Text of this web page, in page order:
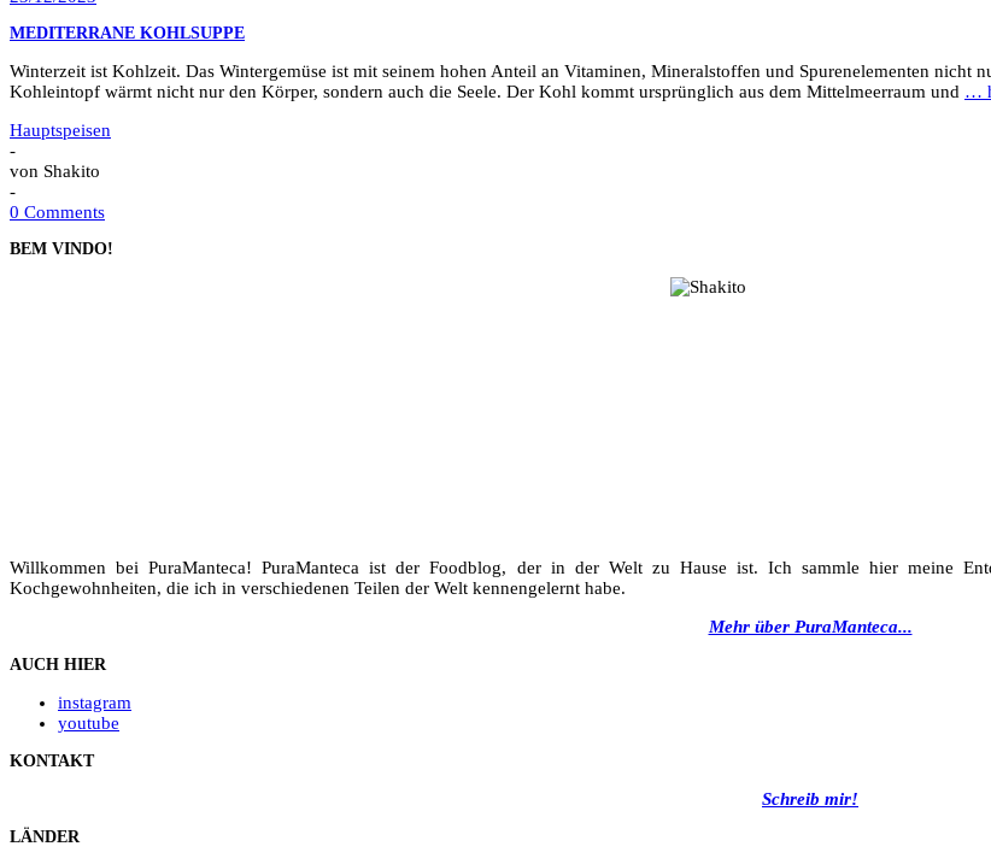
MEDITERRANE KOHLSUPPE
Winterzeit ist Kohlzeit. Das Wintergemüse ist mit seinem hohen Anteil an Vitaminen, Mineralstoffen und Spurenelementen nicht
Kohleintopf wärmt nicht nur den Körper, sondern auch die Seele. Der Kohl kommt ursprünglich aus dem Mittelmeerraum und …
Hauptspeisen
-
von Shakito
-
0 Comments
BEM VINDO!
Willkommen bei PuraManteca! PuraManteca ist der Foodblog, der in der Welt zu Hause ist. Ich sammle hier meine
Kochgewohnheiten, die ich in verschiedenen Teilen der Welt kennengelernt habe.
Mehr über PuraManteca...
AUCH HIER
instagram
youtube
KONTAKT
Schreib mir!
LÄNDER